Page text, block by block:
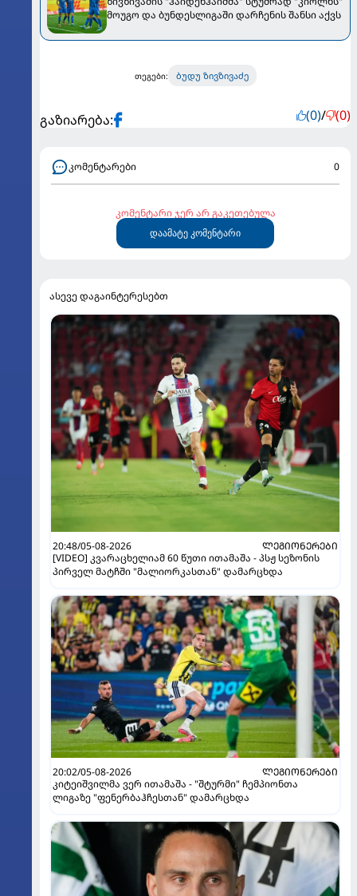
მოუგო და ბუნდესლიგაში დარჩენის შანსი აქვს
თეგები: ბუდუ ზივზივაძე
გაზიარება: (0)/ (0)
კომენტარები 0
კომენტარი ჯერ არ გაკეთებულა
დაამატე კომენტარი
ასევე დაგაინტერესებთ
20:48/05-08-2026
ᲚᲔᲒᲘᲝᲜᲔᲠᲔᲑᲘ
[VIDEO] კვარაცხელიამ 60 წუთი ითამაშა - პსჟ სეზონის
პირველ მატჩში "მალიორკასთან" დამარცხდა
20:02/05-08-2026
ᲚᲔᲒᲘᲝᲜᲔᲠᲔᲑᲘ
კიტეიშვილმა ვერ ითამაშა - "შტურმი" ჩემპიონთა
ლიგაზე "ფენერბაჰჩესთან" დამარცხდა